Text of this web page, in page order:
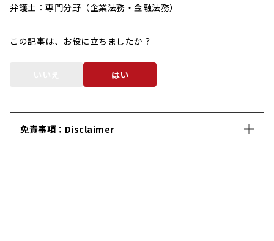
弁護士：専門分野（企業法務・金融法務）
この記事は、お役に立ちましたか？
はい
免責事項：Disclaimer